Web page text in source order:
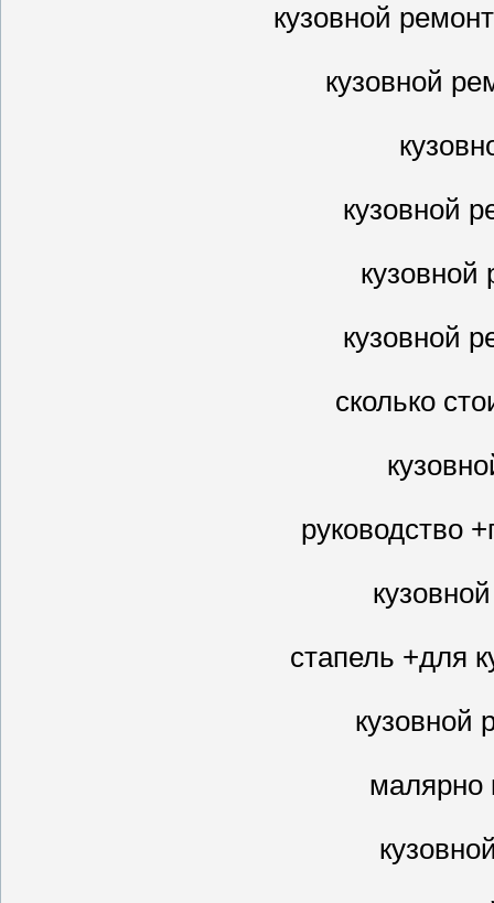
кузовной
кузовной
кузовной
кузовной
сколько
руководство
стапель +для
кузовной
малярно